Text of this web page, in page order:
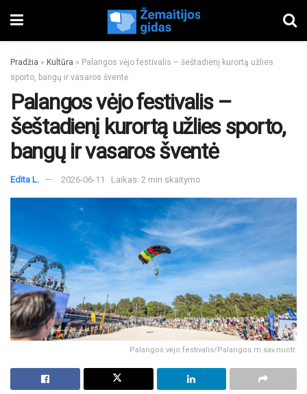
Pradžia » Kultūra » Palangos vėjo festivalis – šeštadienį kurortą užlies
sporto, bangų ir vasaros šventė
Palangos vėjo festivalis –
šeštadienį kurortą užlies sporto,
bangų ir vasaros šventė
Edita L. 2026-06-11 Laikas: 2 min skaitymo
Palangos vėjo festivalis/Palangos m.sav.nuotr.